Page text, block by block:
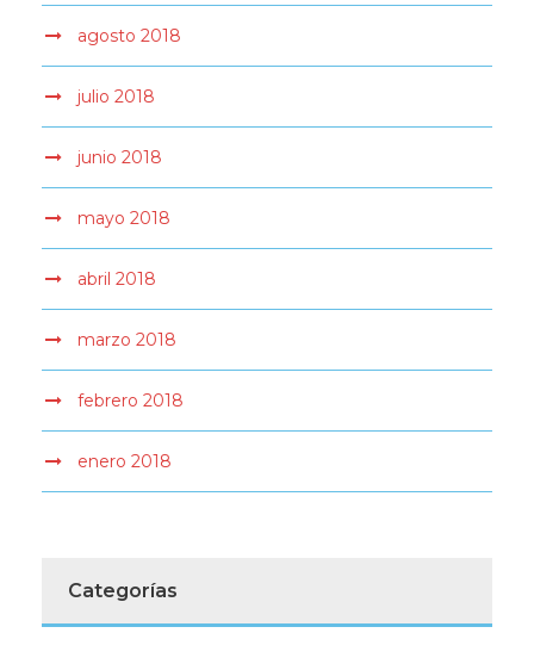
agosto 2018
julio 2018
junio 2018
mayo 2018
abril 2018
marzo 2018
febrero 2018
enero 2018
Categorías